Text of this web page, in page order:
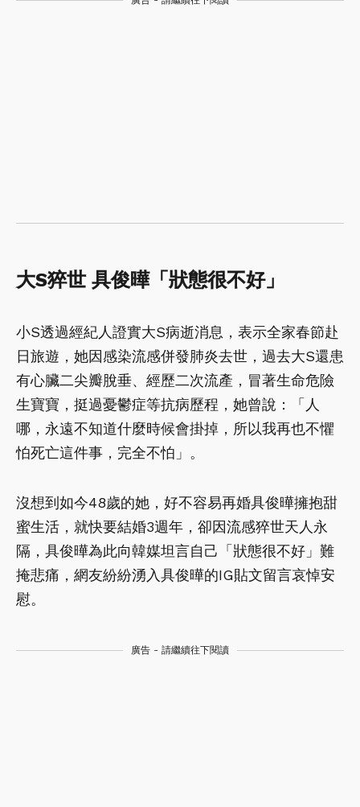
大S猝世 具俊曄「狀態很不好」
小S透過經紀人證實大S病逝消息，表示全家春節赴
日旅遊，她因感染流感併發肺炎去世，過去大S還患
有心臟二尖瓣脫垂、經歷二次流產，冒著生命危險
生寶寶，挺過憂鬱症等抗病歷程，她曾說：「人
哪，永遠不知道什麼時候會掛掉，所以我再也不懼
怕死亡這件事，完全不怕」。
沒想到如今48歲的她，好不容易再婚具俊曄擁抱甜
蜜生活，就快要結婚3週年，卻因流感猝世天人永
隔，具俊曄為此向韓媒坦言自己「狀態很不好」難
掩悲痛，網友紛紛湧入具俊曄的IG貼文留言哀悼安
慰。
廣告 - 請繼續往下閱讀